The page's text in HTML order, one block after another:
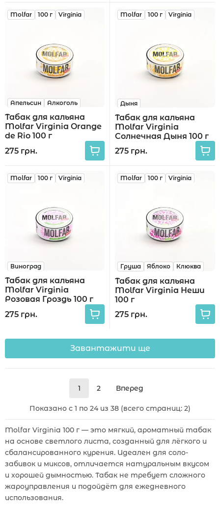
Molfar 100 г Virginia
Апельсин Алкоголь
Табак для кальяна
Molfar Virginia Orange
de Rio 100 г
275 грн.
Molfar 100 г Virginia
Дыня
Табак для кальяна
Molfar Virginia
Солнечная Дыня 100 г
275 грн.
Molfar 100 г Virginia
Виноград
Табак для кальяна
Molfar Virginia
Розовая Гроздь 100 г
275 грн.
Molfar 100 г Virginia
Груша Яблоко Клюква
Табак для кальяна
Molfar Virginia Неши
100 г
275 грн.
Завантажити ще
1 2 Вперед
Показано с 1 по 24 из 38 (всего страниц: 2)
Molfar Virginia 100 г — это мягкий, ароматный табак
на основе светлого листа, созданный для лёгкого и
сбалансированного курения. Идеален для соло-
забивок и миксов, отличается натуральным вкусом
и хорошей дымностью. Табак не требует сложного
жароуправления и подойдёт для ежедневного
использования.